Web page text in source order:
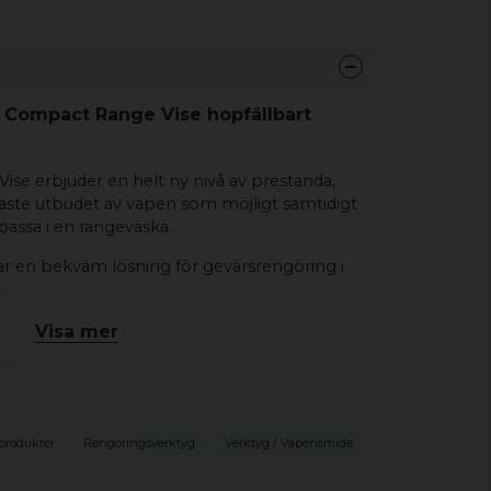
Range Vise hopfällbart
erbjuder en helt ny nivå av prestanda,
utbudet av vapen som möjligt samtidigt
i en rangeväska.
en bekväm lösning för gevärsrengöring i
en mycket styv, halkfri bas. Två gafflar
lättare underhåll eller som en extra
slitstark och är gjord av högkvalitativ,
Visa mer
Rengöringsverktyg Verktyg / Vapensmide